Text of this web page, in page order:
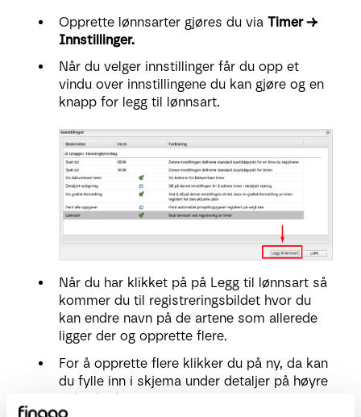
Opprette lønnsarter gjøres du via Timer →
Innstillinger.
Når du velger innstillinger får du opp et
vindu over innstillingene du kan gjøre og en
knapp for legg til lønnsart.
Når du har klikket på på Legg til lønnsart så
kommer du til registreringsbildet hvor du
kan endre navn på de artene som allerede
ligger der og opprette flere.
For å opprette flere klikker du på ny, da kan
du fylle inn i skjema under detaljer på høyre
side i bildet og lagre.